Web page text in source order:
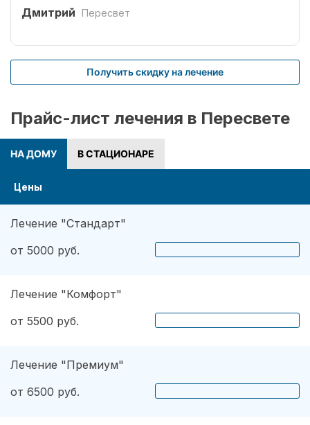
Дмитрий
Пересвет
Получить скидку на лечение
Прайс-лист лечения в Пересвете
НА ДОМУ В СТАЦИОНАРЕ
Цены
Лечение "Стандарт"
от 5000 руб.
Лечение "Комфорт"
от 5500 руб.
Лечение "Премиум"
от 6500 руб.